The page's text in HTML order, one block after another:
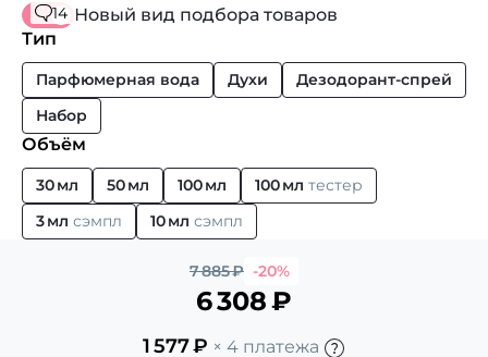
14 Новый вид подбора товаров
Тип
Парфюмерная вода Духи
Дезодорант-спрей
Набор
Объём
30 мл 50 мл 100 мл 100 мл тестер
3 мл сэмпл 10 мл сэмпл
7 885₽ -20%
6 308₽
1 577₽ × 4 платежа